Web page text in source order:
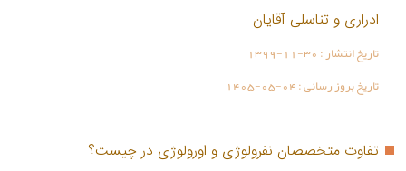
ادراری و تناسلی آقایان
تاریخ انتشار :1399-11-30
تاریخ بروز رسانی :1405-05-04
تفاوت متخصصان نفرولوژی و اورولوژی در چیست؟